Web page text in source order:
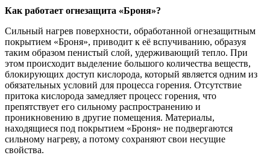
Как работает огнезащита «Броня»?
Сильный нагрев поверхности, обработанной огнезащитным
покрытием «Броня», приводит к её вспучиванию, образуя
таким образом пенистый слой, удерживающий тепло. При
этом происходит выделение большого количества веществ,
блокирующих доступ кислорода, который является одним из
обязательных условий для процесса горения. Отсутствие
притока кислорода замедляет процесс горения, что
препятствует его сильному распространению и
проникновению в другие помещения. Материалы,
находящиеся под покрытием «Броня» не подвергаются
сильному нагреву, а потому сохраняют свои несущие
свойства.